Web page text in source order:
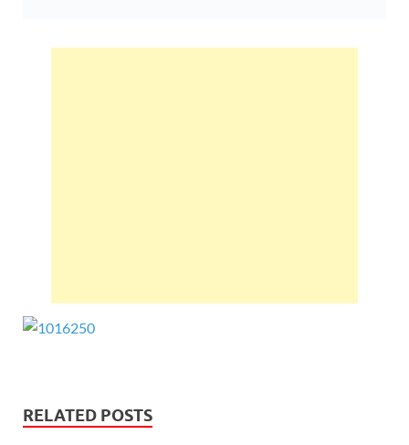
RELATED POSTS